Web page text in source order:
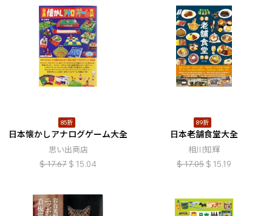
85折
日本懐かしアナログゲーム大全
思い出商店
$ 17.67 $ 15.04
89折
日本老舗食堂大全
相川知輝
$ 17.05 $ 15.19